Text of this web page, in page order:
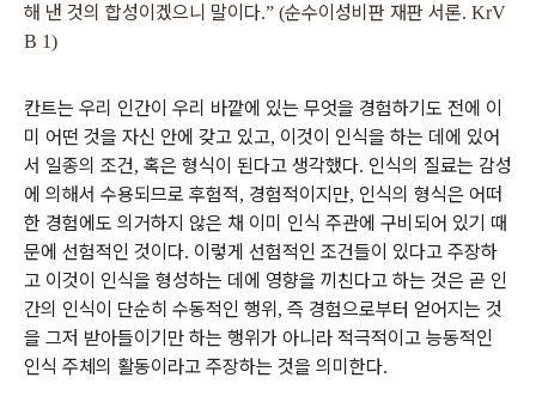
해 낸 것의 합성이겠으니 말이다.” (순수이성비판 재판 서론. KrV
B 1)
칸트는 우리 인간이 우리 바깥에 있는 무엇을 경험하기도 전에 이
미 어떤 것을 자신 안에 갖고 있고, 이것이 인식을 하는 데에 있어
서 일종의 조건, 혹은 형식이 된다고 생각했다. 인식의 질료는 감성
에 의해서 수용되므로 후험적, 경험적이지만, 인식의 형식은 어떠
한 경험에도 의거하지 않은 채 이미 인식 주관에 구비되어 있기 때
문에 선험적인 것이다. 이렇게 선험적인 조건들이 있다고 주장하
고 이것이 인식을 형성하는 데에 영향을 끼친다고 하는 것은 곧 인
간의 인식이 단순히 수동적인 행위 , 즉 경험으로부터 얻어지는 것
을 그저 받아들이기만 하는 행위가 아니라 적극적이고 능동적인
인식 주체의 활동이라고 주장하는 것을 의미한다.